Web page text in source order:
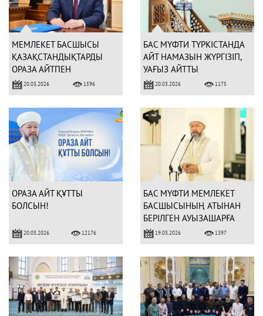
МЕМЛЕКЕТ БАСШЫСЫ
ҚАЗАҚСТАНДЫҚТАРДЫ
ОРАЗА АЙТПЕН
ҚҰТТЫҚТАДЫ
20.03.2026 1596
БАС МҮФТИ ТҮРКІСТАНДА
АЙТ НАМАЗЫН ЖҮРГІЗІП,
УАҒЫЗ АЙТТЫ
20.03.2026 1175
ОРАЗА АЙТ ҚҰТТЫ
БОЛСЫН!
20.03.2026 12176
БАС МҮФТИ МЕМЛЕКЕТ
БАСШЫСЫНЫҢ АТЫНАН
БЕРІЛГЕН АУЫЗАШАРҒА
ҚАТЫСТЫ
19.03.2026 1397